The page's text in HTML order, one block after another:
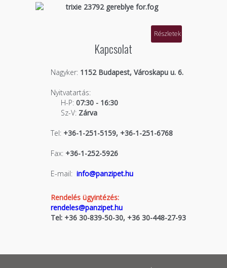
trixie 23792 gereblye for.fog
Részletek
Kapcsolat
Nagyker:1152 Budapest, Városkapu u. 6.
Nyitvatartás:
H-P:07:30 - 16:30
Sz-V:Zárva
Tel:+36-1-251-5159, +36-1-251-6768
Fax:+36-1-252-5926
E-mail: info@panzipet.hu
Rendelés ügyintézés:
rendeles@panzipet.hu
Tel: +36 30-839-50-30, +36 30-448-27-93